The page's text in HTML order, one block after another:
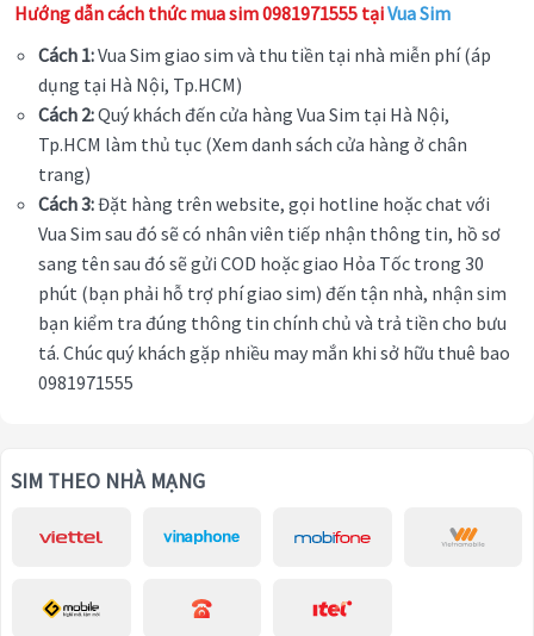
Hướng dẫn cách thức mua sim 0981971555 tạiVua Sim
Cách 1:Vua Sim giao sim và thu tiền tại nhà miễn phí (áp
dụng tại Hà Nội, Tp.HCM)
Cách 2:Quý khách đến cửa hàng Vua Sim tại Hà Nội,
Tp.HCM làm thủ tục (Xem danh sách cửa hàng ở chân
trang)
Cách 3:Đặt hàng trên website, gọi hotline hoặc chat với
Vua Sim sau đó sẽ có nhân viên tiếp nhận thông tin, hồ sơ
sang tên sau đó sẽ gửi COD hoặc giao Hỏa Tốc trong 30
phút (bạn phải hỗ trợ phí giao sim) đến tận nhà, nhận sim
bạn kiểm tra đúng thông tin chính chủ và trả tiền cho bưu
tá. Chúc quý khách gặp nhiều may mắn khi sở hữu thuê bao
0981971555
SIM THEO NHÀ MẠNG